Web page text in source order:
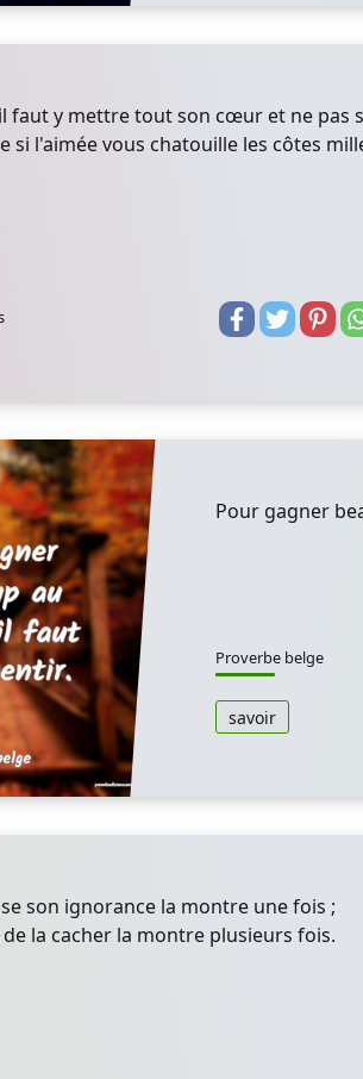
faut y mettre tout son cœur et ne pas
si l'aimée vous chatouille les côtes
Pour gagner
Proverbe belge
savoir
son ignorance la montre une fois ;
de la cacher la montre plusieurs fois.